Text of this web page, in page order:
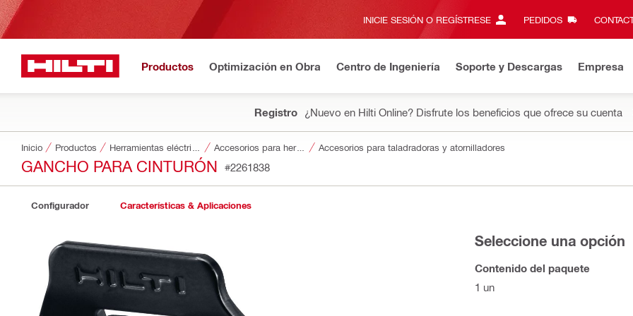
INICIE SESIÓN O REGÍSTRESE PEDIDOS
Productos Optimización en Obra Centro de Ingeniería Soporte y Descargas Empresa
Registro ¿Nuevo en Hilti Online? Disfrute los beneficios que ofrece su cuenta
Inicio Productos Accesorios para herramientas Accesorios para taladradoras y atornilladores
GANCHO PARA CINTURÓN #2261838
Configurador Características & Aplicaciones
Seleccione una opción
Contenido del paquete
1 un